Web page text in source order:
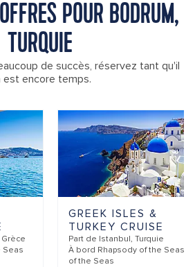
POUR BODRUM,
TURQUIE
de succès, réservez tant qu'il
est encore temps.
Seas
GREEK ISLES &
TURKEY CRUISE
Part de Istanbul, Turquie
À bord Rhapsody of the Seas
of the Seas